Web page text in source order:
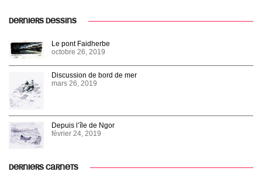
DERNIERS DESSINS
Le pont Faidherbe
octobre 26, 2019
Discussion de bord de mer
mars 26, 2019
Depuis l’île de Ngor
février 24, 2019
DERNIERS CARNETS